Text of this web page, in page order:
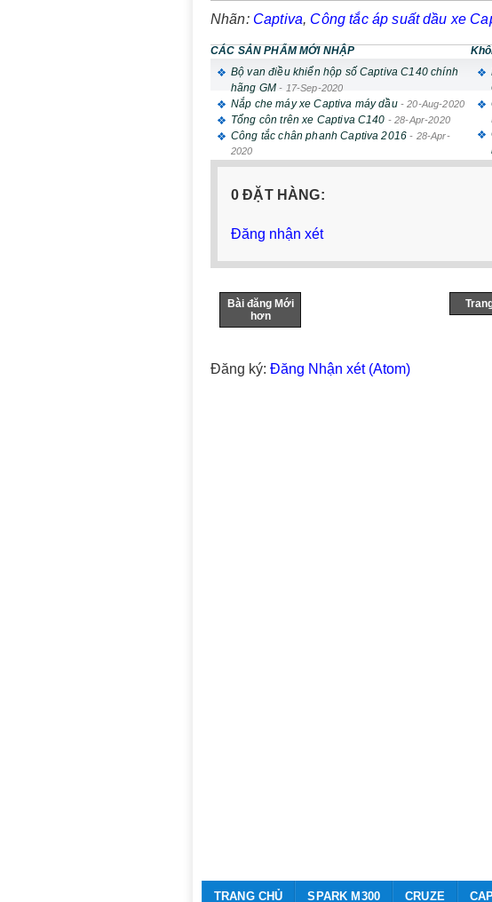
Nhãn: Captiva, Công tắc áp suất dầu xe
CÁC SẢN PHẨM MỚI NHẬP
Bộ van điều khiển hộp số Captiva C140 chính
hãng GM - 17-Sep-2020
Nắp che máy xe Captiva máy dầu-20-Aug-2020
Tổng côn trên xe Captiva C140 -28-Apr-2020
Công tắc chân phanh Captiva 2016 - 28-Apr-
2020
0 ĐẶT HÀNG:
Đăng nhận xét
Bài đăng Mới
hơn
Đăng ký: Đăng Nhận xét (Atom)
TRANG CHỦ SPARK M300 CRUZE